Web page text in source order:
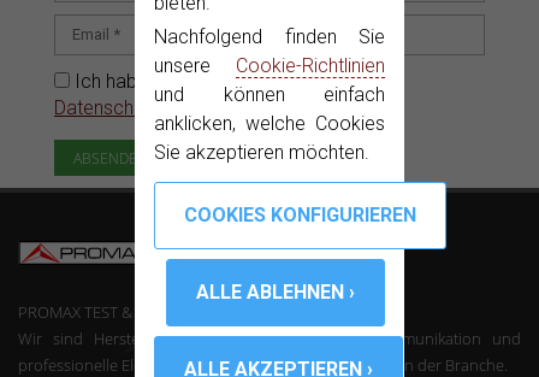
Nachfolgend finden Sie
unsere Cookie-Richtlinien
und können einfach
anklicken, welche Cookies
Sie akzeptieren möchten.
Ich habe gelesen und akzeptiere die
Datenschutzerklärung
PROMAX TEST & MEASUREMENT, SLU ©
Wir sind Hersteller von Mess-Geräte der Telekommunikation und
professionelle Elektronik mit über 50 Jahren Erfahrung in der Branche.